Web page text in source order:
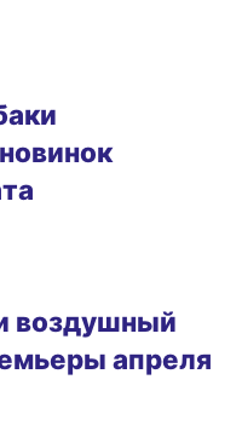
воздушный
апреля